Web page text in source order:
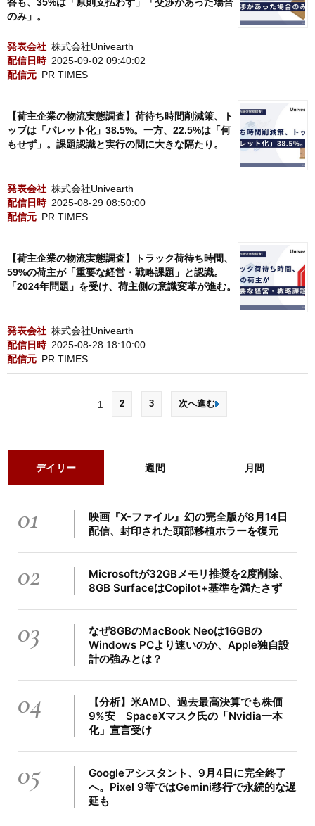
のみ」。
発表会社 株式会社Univearth
配信日時 2025-09-02 09:40:02
配信元 PR TIMES
【荷主企業の物流実態調査】荷待ち時間削減策、ト
ップは「パレット化」38.5%。一方、22.5%は「何
もせず」。課題認識と実行の間に大きな隔たり。
発表会社 株式会社Univearth
配信日時 2025-08-29 08:50:00
配信元 PR TIMES
【荷主企業の物流実態調査】トラック荷待ち時間、
59%の荷主が「重要な経営・戦略課題」と認識。
「2024年問題」を受け、荷主側の意識変革が進む。
発表会社 株式会社Univearth
配信日時 2025-08-28 18:10:00
配信元 PR TIMES
1 2 3 次へ進む
デイリー 週間 月間
01
映画『X-ファイル』幻の完全版が8月14日
配信、封印された頭部移植ホラーを復元
02
Microsoftが32GBメモリ推奨を2度削除、
8GB SurfaceはCopilot+基準を満たさず
03
なぜ8GBのMacBook Neoは16GBの
Windows PCより速いのか、Apple独自設
計の強みとは？
04
【分析】米AMD、過去最高決算でも株価
9%安 SpaceXマスク氏の「Nvidia一本
化」宣言受け
05
Googleアシスタント、9月4日に完全終了
へ。Pixel 9等ではGemini移行で永続的な遅
延も